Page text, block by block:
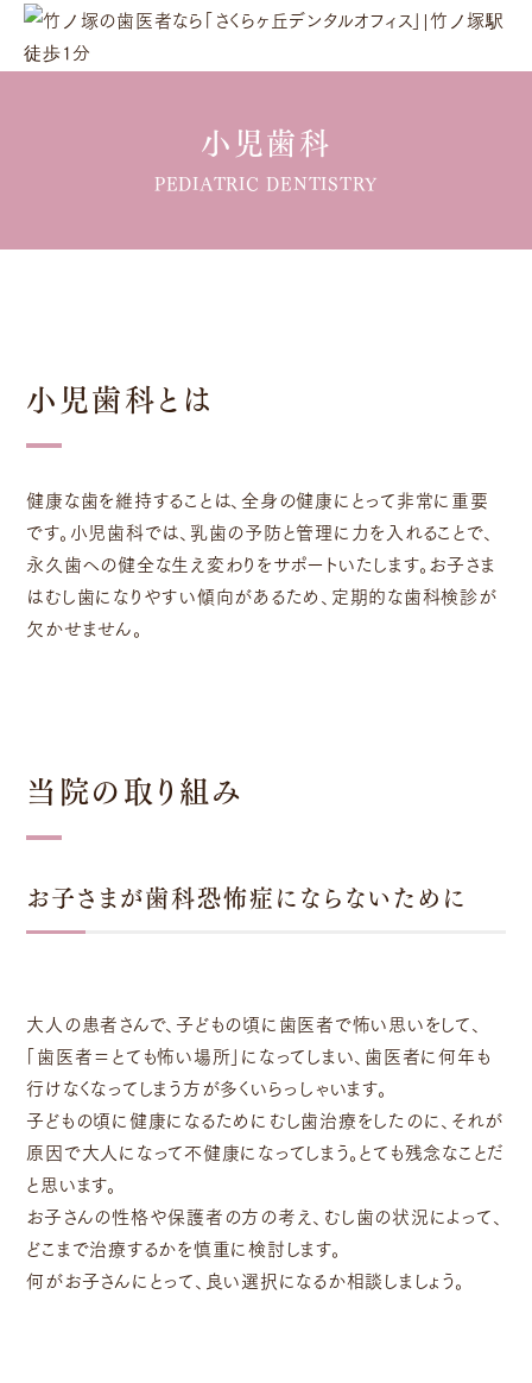
小児歯科
PEDIATRIC DENTISTRY
小児歯科とは
健康な歯を維持することは、全身の健康にとって非常に重要
です。小児歯科では、乳歯の予防と管理に力を入れることで、
永久歯への健全な生え変わりをサポートいたします。お子さま
はむし歯になりやすい傾向があるため、定期的な歯科検診が
欠かせません。
当院の取り組み
お子さまが歯科恐怖症にならないために
大人の患者さんで、子どもの頃に歯医者で怖い思いをして、
「歯医者＝とても怖い場所」になってしまい、歯医者に何年も
行けなくなってしまう方が多くいらっしゃいます。
子どもの頃に健康になるためにむし歯治療をしたのに、それが
原因で大人になって不健康になってしまう。とても残念なことだ
と思います。
お子さんの性格や保護者の方の考え、むし歯の状況によって、
どこまで治療するかを慎重に検討します。
何がお子さんにとって、良い選択になるか相談しましょう。